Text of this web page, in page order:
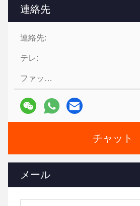
連絡先
連絡先:
テレ:
ファックス:
チャット
メール